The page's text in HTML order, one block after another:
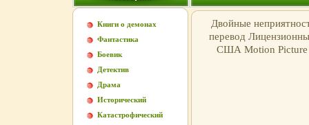
Книги о демонах
Фантастика
Боевик
Детектив
Драма
Исторический
Катастрофический
Двойные
перевод
США Motion Picture